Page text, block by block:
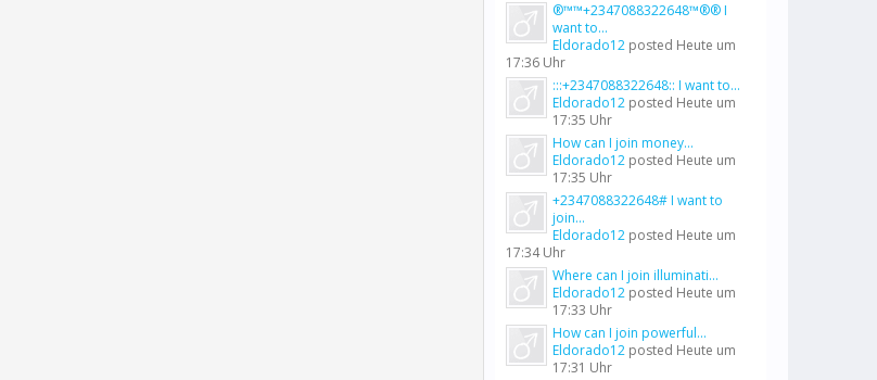
®™™+2347088322648™®® I
want to...
Eldorado12 posted Heute um
17:36 Uhr
:::+2347088322648:: I want to...
Eldorado12 posted Heute um
17:35 Uhr
How can I join money...
Eldorado12 posted Heute um
17:35 Uhr
+2347088322648# I want to
join...
Eldorado12 posted Heute um
17:34 Uhr
Where can I join illuminati...
Eldorado12 posted Heute um
17:33 Uhr
How can I join powerful...
Eldorado12 posted Heute um
17:31 Uhr